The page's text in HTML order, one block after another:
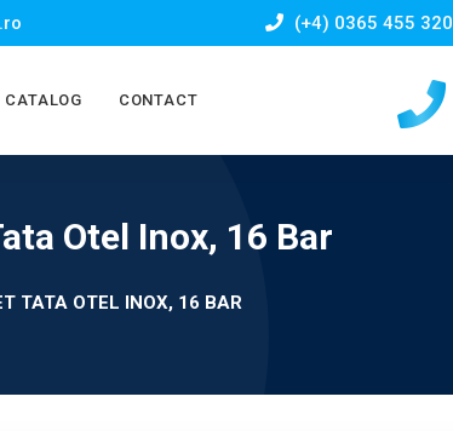
(+4) 0365 455 320
CATALOG CONTACT
Otel Inox, 16 Bar
TATA OTEL INOX, 16 BAR